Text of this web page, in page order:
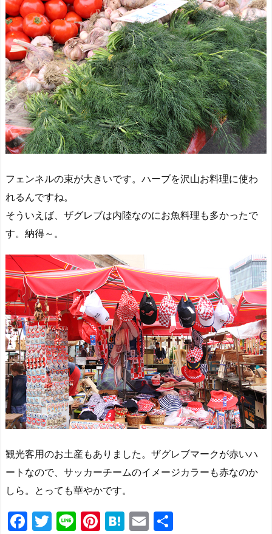
フェンネルの束が大きいです。ハーブを沢山お料理に使わ
れるんですね。
そういえば、ザグレブは内陸なのにお魚料理も多かったで
す。納得～。
観光客用のお土産もありました。ザグレブマークが赤いハ
ートなので、サッカーチームのイメージカラーも赤なのか
しら。とっても華やかです。
F
T
Li Pi H
E